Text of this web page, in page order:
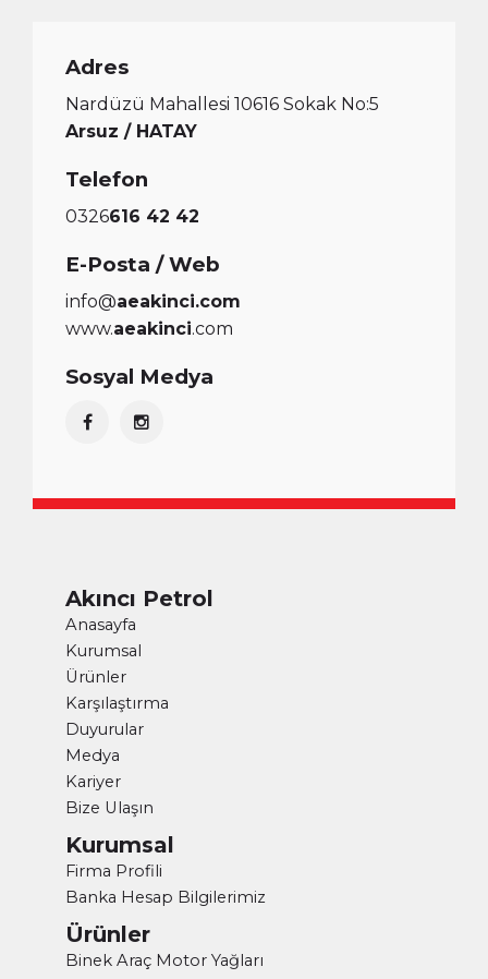
Adres
Nardüzü Mahallesi 10616 Sokak No:5
Arsuz / HATAY
Telefon
0326616 42 42
E-Posta / Web
info@aeakinci.com
www.aeakinci.com
Sosyal Medya
Akıncı Petrol
Anasayfa
Kurumsal
Ürünler
Karşılaştırma
Duyurular
Medya
Kariyer
Bize Ulaşın
Kurumsal
Firma Profili
Banka Hesap Bilgilerimiz
Ürünler
Binek Araç Motor Yağları